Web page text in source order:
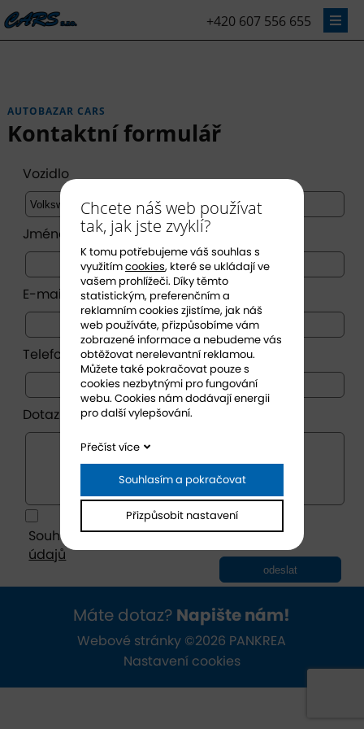
+420 607 556 655
AUTOBAZAR CARS
Kontaktní formulář
Vozidlo
Jméno *
E-mail *
Telefon
Dotaz *
Souhlasím se zásadami ochranyosobních
údajů
odeslat
Máte dotaz? Napište nám!
Webové stránky ©2026 PANKREA
Nastavení cookies
Chcete náš web používat
tak, jak jste zvyklí?
K tomu potřebujeme váš souhlas s
využitímcookies, které se ukládají ve
vašem prohlížeči. Díky těmto
statistickým, preferenčním a
reklamním cookies zjistíme, jak náš
web používáte, přizpůsobíme vám
zobrazené informace a nebudeme vás
obtěžovat nerelevantní reklamou.
Můžete také pokračovat pouze s
cookies nezbytnými pro fungování
webu. Cookies nám dodávají energii
pro další vylepšování.
Přečíst více
Souhlasím a pokračovat
Přizpůsobit nastavení